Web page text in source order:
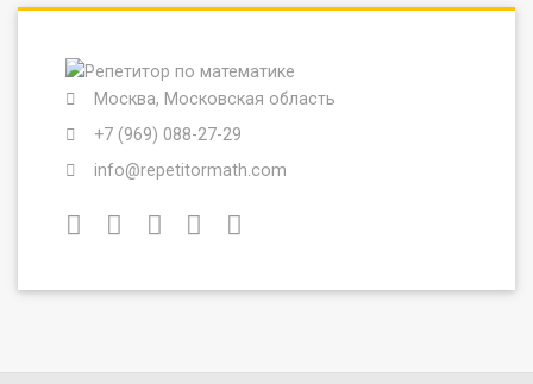
Москва, Московская область
+7 (969) 088-27-29
info@repetitormath.com